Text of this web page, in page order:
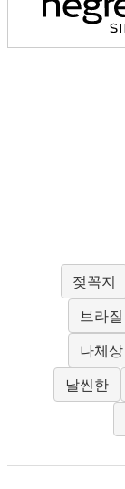
젖꼭지
브라질
나체상
날씬한